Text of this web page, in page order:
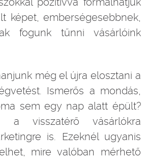
képet, emberségesebbnek,
fogunk tűnni vásárlóink
még el újra elosztani a
Ismerős a mondás,
sem egy nap alatt épült?
a visszatérő vásárlókra
is. Ezeknél ugyanis
mire valóban mérhető